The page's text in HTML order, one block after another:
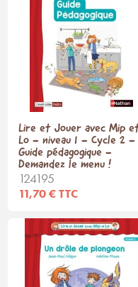
Lire et Jouer avec Mip
Lo - niveau 1 - Cycle 2 -
Guide pédagogique -
Demandez le menu !
124195
11,70 € TTC